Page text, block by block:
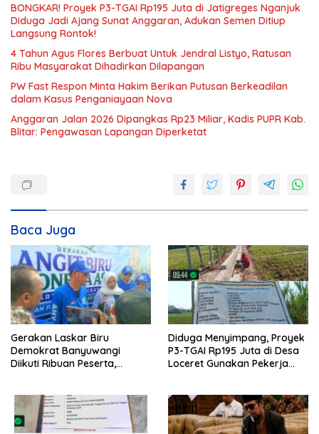
BONGKAR! Proyek P3-TGAI Rp195 Juta di Jatigreges Nganjuk
Diduga Jadi Ajang Sunat Anggaran, Adukan Semen Ditiup
Langsung Rontok!
4 Tahun Agus Flores Berbuat Untuk Jendral Listyo, Ratusan
Ribu Masyarakat Dihadirkan Dilapangan
PW Fast Respon Minta Hakim Berikan Putusan Berkeadilan
dalam Kasus Penganiayaan Nova
Anggaran Jalan 2026 Dipangkas Rp23 Miliar, Kadis PUPR Kab.
Blitar: Pengawasan Lapangan Diperketat
Baca Juga
Gerakan Laskar Biru
Demokrat Banyuwangi
Diikuti Ribuan Peserta,
Diduga Menyimpang, Proyek
P3-TGAI Rp195 Juta di Desa
Loceret Gunakan Pekerja